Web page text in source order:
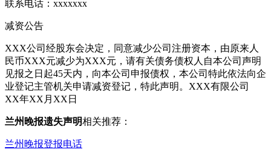
联系电话：xxxxxxx
减资公告
XXX公司经股东会决定，同意减少公司注册资本，由原来人
民币XXX元减少为XXX元，请有关债务债权人自本公司声明
见报之日起45天内，向本公司申报债权，本公司特此依法向企
业登记主管机关申请减资登记，特此声明。XXX有限公司
XX年XX月XX日
兰州晚报遗失声明相关推荐：
兰州晚报登报电话